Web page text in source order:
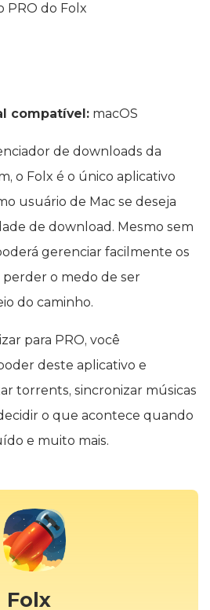
PRO do Folx
compatível: macOS
de downloads da
o Folx é o único aplicativo
usuário de Mac se deseja
de download. Mesmo sem
gerenciar facilmente os
o medo de ser
do caminho.
para PRO, você
deste aplicativo e
torrents, sincronizar músicas
o que acontece quando
e muito mais.
Folx